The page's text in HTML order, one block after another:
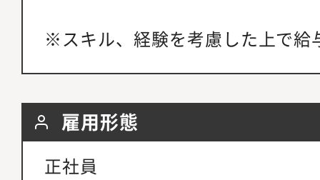
※スキル、経験を考慮した上で給
雇用形態
正社員